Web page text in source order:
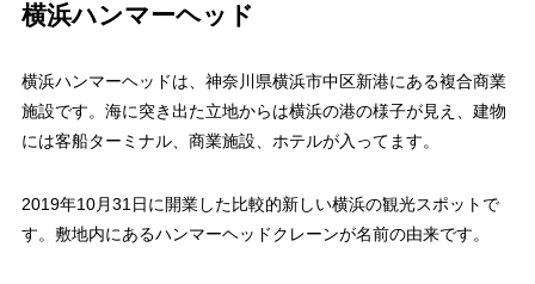
横浜ハンマーヘッド
横浜ハンマーヘッドは、神奈川県横浜市中区新港にある複合商業
施設です。海に突き出た立地からは横浜の港の様子が見え、建物
には客船ターミナル、商業施設、ホテルが入ってます。
2019年10月31日に開業した比較的新しい横浜の観光スポットで
す。敷地内にあるハンマーヘッドクレーンが名前の由来です。